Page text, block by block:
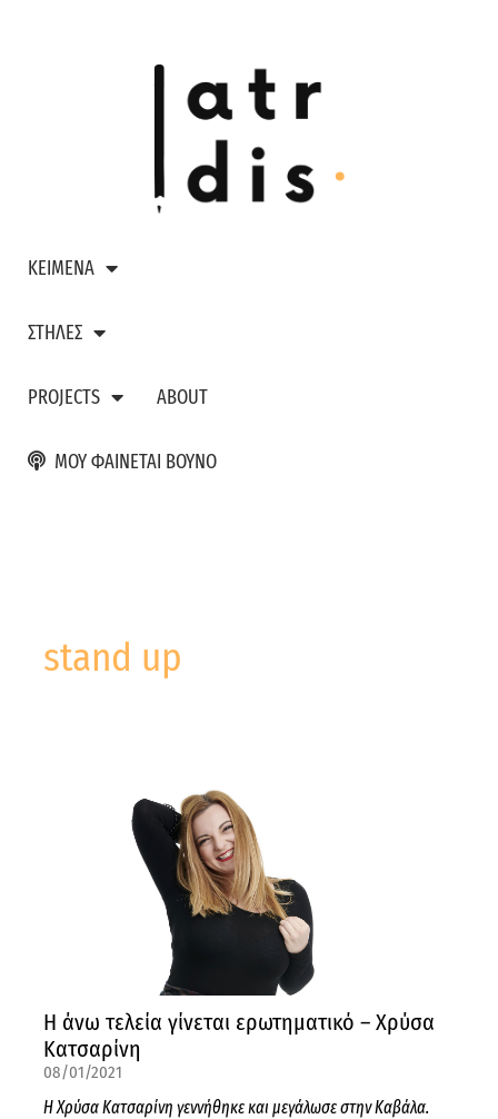
ΚΕΙΜΕΝΑ
ΣΤΗΛΕΣ
PROJECTS ABOUT
ΜΟΥ ΦΑΙΝΕΤΑΙ ΒΟΥΝΟ
stand up
Η άνω τελεία γίνεται ερωτηματικό – Χρύσα
Κατσαρίνη
08/01/2021
Η Χρύσα Κατσαρίνη γεννήθηκε και μεγάλωσε στην Καβάλα.